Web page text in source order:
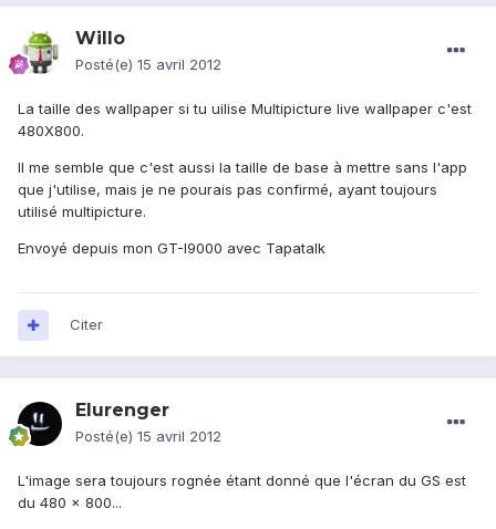
Willo
Posté(e) 15 avril 2012
La taille des wallpaper si tu uilise Multipicture live wallpaper c'est
480X800.
Il me semble que c'est aussi la taille de base à mettre sans l'app
que j'utilise, mais je ne pourais pas confirmé, ayant toujours
utilisé multipicture.
Envoyé depuis mon GT-I9000 avec Tapatalk
Citer
Elurenger
Posté(e) 15 avril 2012
L'image sera toujours rognée étant donné que l'écran du GS est
du 480 x 800...